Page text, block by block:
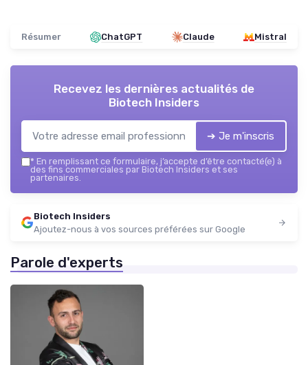
Résumer ChatGPT Claude Mistral
Recevez les dernières actualités de
Biotech Insiders
➔ Je m'inscris
* En remplissant ce formulaire, j’accepte d’être contacté(e) à
des fins commerciales par Biotech Insiders et ses
partenaires.
Biotech Insiders
Ajoutez-nous à vos sources préférées sur Google
Parole d'experts